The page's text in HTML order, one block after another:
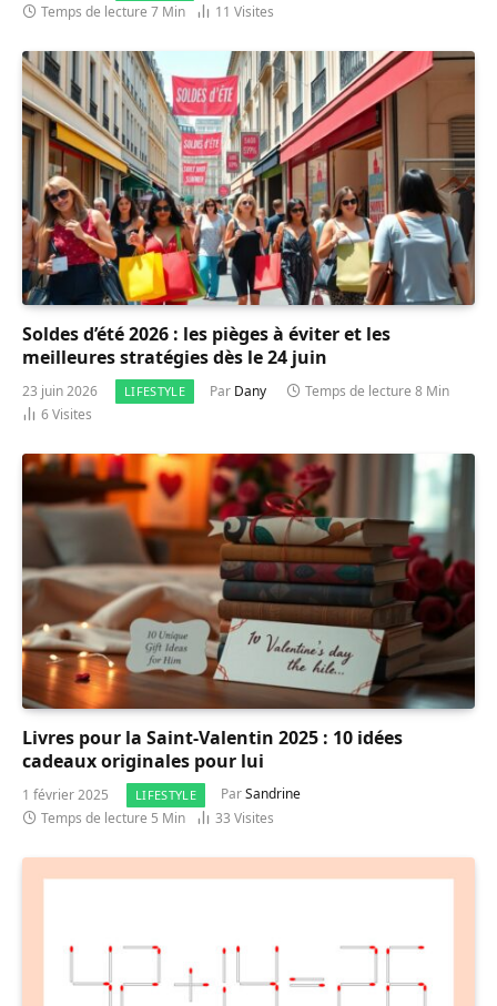
Temps de lecture 7 Min
11 Visites
Soldes d’été 2026 : les pièges à éviter et les
meilleures stratégies dès le 24 juin
23 juin 2026 LIFESTYLE Par Dany
Temps de lecture 8 Min
6Visites
Livres pour la Saint-Valentin 2025 : 10 idées
cadeaux originales pour lui
1 février 2025 LIFESTYLE ParSandrine
Temps de lecture 5 Min
33 Visites